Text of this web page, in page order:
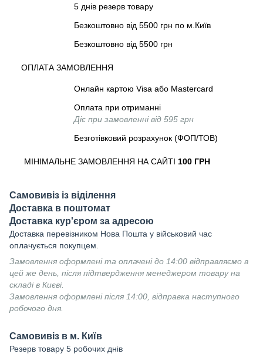
5 днів резерв товару
Безкоштовно від 5500 грн по м.Київ
Безкоштовно від 5500 грн
ОПЛАТА ЗАМОВЛЕННЯ
Онлайн картою Visa або Mastercard
Оплата при отриманні
Діє при замовленні від 595 грн
Безготівковий розрахунок (ФОП/ТОВ)
МІНІМАЛЬНЕ ЗАМОВЛЕННЯ НА САЙТІ 100 ГРН
Самовивіз із віділення
Доставка в поштомат
Доставка кур'єром за адресою
Доставка перевізником Нова Пошта у військовий час
оплачується покупцем.
Замовлення оформлені та оплачені до 14:00 відправляємо в
цей же день, після підтвердження менеджером товару на
складі в Києві.
Замовлення оформлені після 14:00, відправка наступного
робочого дня.
Самовивіз в м. Київ
Резерв товару 5 робочих днів